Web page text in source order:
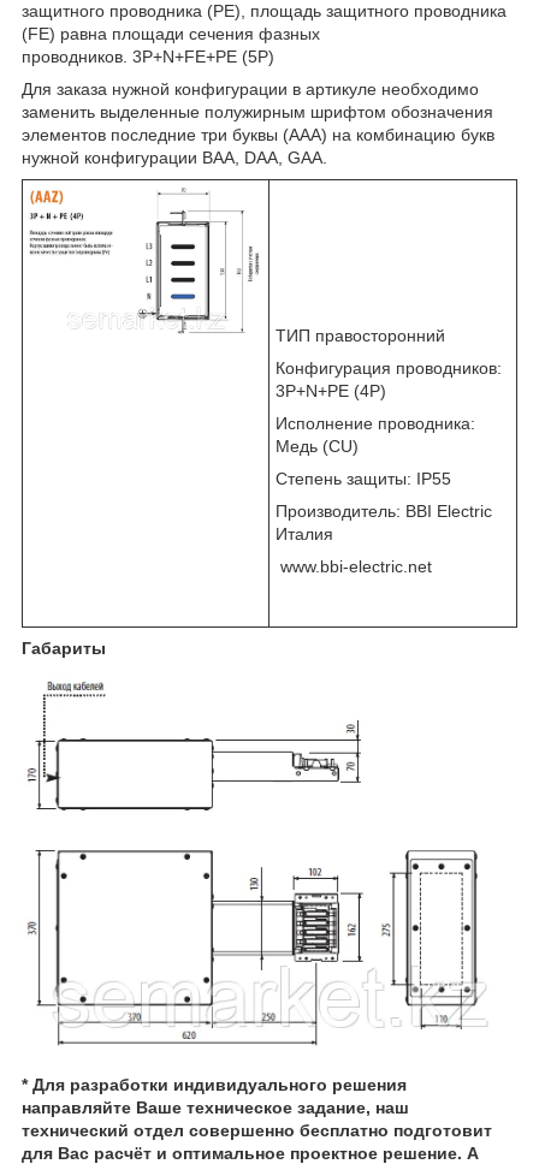
защитного проводника (РЕ), площадь защитного проводника
(FE) равна площади сечения фазных
проводников. 3Р+N+FE+PE (5P)
Для заказа нужной конфигурации в артикуле необходимо
заменить выделенные полужирным шрифтом обозначения
элементов последние три буквы (AAA) на комбинацию букв
нужной конфигурации ВАА, DAA, GAA.
ТИП правосторонний
Конфигурация проводников:
3Р+N+PE (4P)
Исполнение проводника:
Медь (СU)
Степень защиты: IP55
Производитель: BBI Electric
Италия
www.bbi-electric.net
Габариты
* Для разработки индивидуального решения
направляйте Ваше техническое задание, наш
технический отдел совершенно бесплатно подготовит
для Вас расчёт и оптимальное проектное решение. А